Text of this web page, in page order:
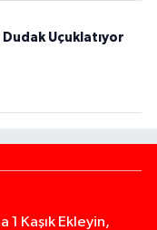
Uçuklatıyor
1 Kaşık Ekleyin,